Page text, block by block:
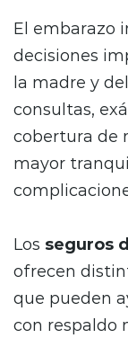
El embarazo
decisiones
la madre y
consultas,
cobertura de
mayor
Los seguros
ofrecen
que pueden
con respaldo